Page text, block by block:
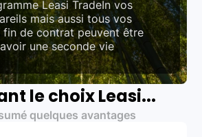
Leasi TradeIn vos
mais aussi tous vos
fin de contrat peuvent être
une seconde vie
le choix Leasi...
quelques avantages